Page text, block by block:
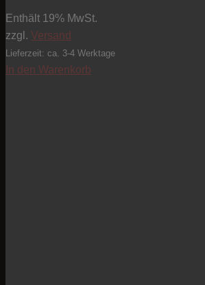
Enthält 19% MwSt.
zzgl. Versand
Lieferzeit: ca. 3-4 Werktage
In den Warenkorb